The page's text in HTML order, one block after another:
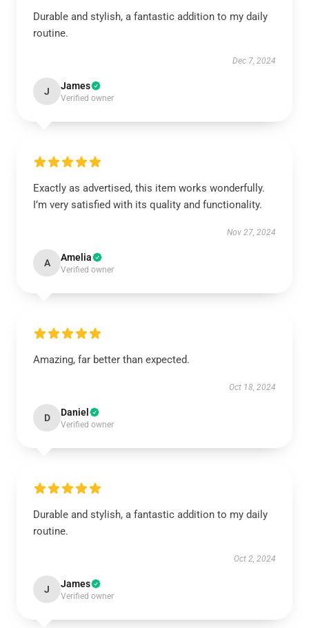
Durable and stylish, a fantastic addition to my daily
routine.
Dec 7, 2024
J James
Verified owner
Exactly as advertised, this item works wonderfully.
I’m very satisfied with its quality and functionality.
Nov 27, 2024
A Amelia
Verified owner
Amazing, far better than expected.
Oct 18, 2024
D Daniel
Verified owner
Durable and stylish, a fantastic addition to my daily
routine.
Oct 2, 2024
J James
Verified owner